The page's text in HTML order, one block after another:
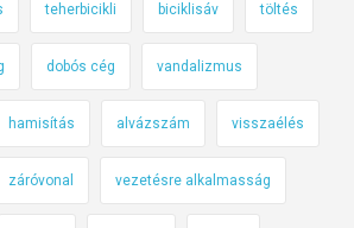
teherbicikli biciklisáv töltés
dobós cég vandalizmus
hamisítás alvázszám visszaélés
záróvonal vezetésre alkalmasság